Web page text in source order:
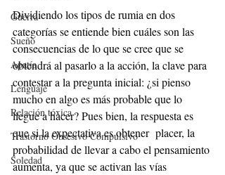
Guerra
Sueño
Apatía
Lenguaje
Relación tóxica
Trastorno Obsesivo Compulsivo
Soledad
Dividiendo los tipos de rumia en dos
categorías se entiende bien cuáles son las
consecuencias de lo que se cree que se
obtendrá al pasarlo a la acción, la clave para
contestar a la pregunta inicial: ¿si pienso
mucho en algo es más probable que lo
llegue a hacer? Pues bien, la respuesta es
que si la expectativa es obtener  placer, la
probabilidad de llevar a cabo el pensamiento
aumenta, ya que se activan las vías